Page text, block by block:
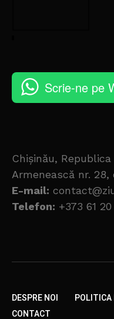
Scrie-ne pe
Chișinău,
Armenească nr. 28,
E-mail:
Telefon: +373 61
DESPRE NOI
POLITICA
CONTACT